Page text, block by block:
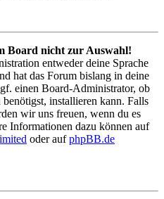
Board nicht zur Auswahl!
entweder deine Sprache
hat das Forum bislang in deine
einen Board-Administrator, ob
benötigst, installieren kann. Falls
wir uns freuen, wenn du es
Informationen dazu können auf
oder aufphpBB.de